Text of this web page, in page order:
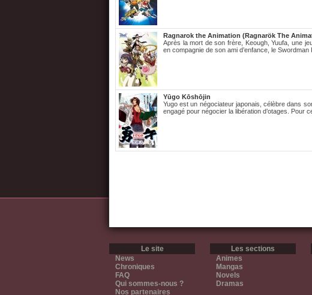
Ragnarok the Animation (Ragnarök The
Après la mort de son frère, Keough, Yuufa, une
en compagnie de son ami d’enfance, le Swordman
Yūgo Kōshōjin
Yugo est un négociateur japonais, célèbre dans
engagé pour négocier la libération d’otages. Pour
Le site
News
Chroniques
FAQ
Qui sommes-nous ?
Nos partenaires
Les sections
Animes
Mangas
Novels
Dramas